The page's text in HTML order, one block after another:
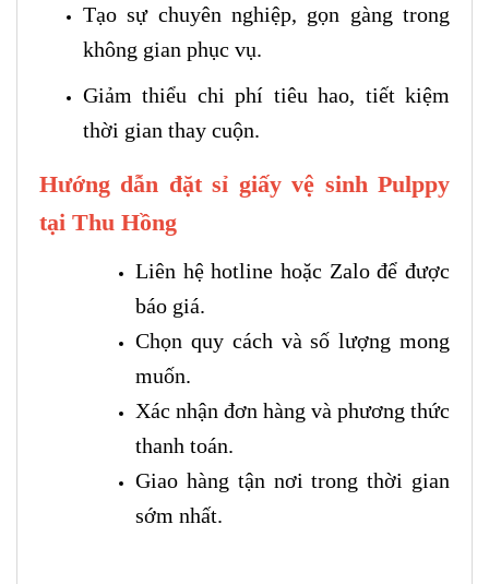
Tạo sự chuyên nghiệp, gọn gàng trong
không gian phục vụ.
Giảm thiểu chi phí tiêu hao, tiết kiệm
thời gian thay cuộn.
Hướng dẫn đặt sỉ giấy vệ sinh Pulppy
tại Thu Hồng
Liên hệ hotline hoặc Zalo để được
báo giá.
Chọn quy cách và số lượng mong
muốn.
Xác nhận đơn hàng và phương thức
thanh toán.
Giao hàng tận nơi trong thời gian
sớm nhất.